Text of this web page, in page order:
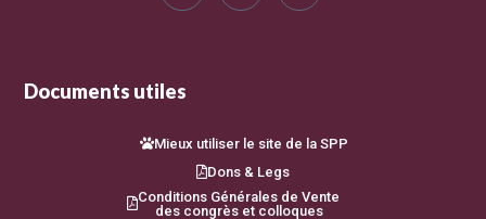
Documents utiles
Mieux utiliser le site de la SPP
Dons & Legs
Conditions Générales de Vente
des congrès et colloques